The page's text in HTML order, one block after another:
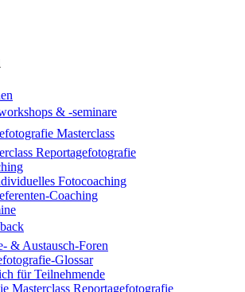
& -seminare
Masterclass
Reportagefotografie
Fotocoaching
Coaching
& Austausch-Foren
Glossar
für Teilnehmende
Masterclass Reportagefotografie